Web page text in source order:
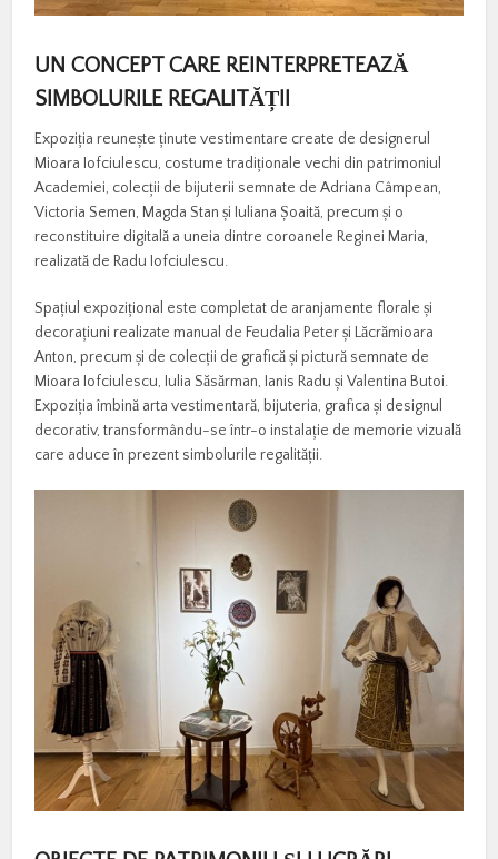
UN CONCEPT CARE REINTERPRETEAZĂ
SIMBOLURILE REGALITĂȚII
Expoziția reunește ținute vestimentare create de designerul
Mioara Iofciulescu, costume tradiționale vechi din patrimoniul
Academiei, colecții de bijuterii semnate de Adriana Câmpean,
Victoria Semen, Magda Stan și Iuliana Șoaită, precum și o
reconstituire digitală a uneia dintre coroanele Reginei Maria,
realizată de Radu Iofciulescu.
Spațiul expozițional este completat de aranjamente florale și
decorațiuni realizate manual de Feudalia Peter și Lăcrămioara
Anton, precum și de colecții de grafică și pictură semnate de
Mioara Iofciulescu, Iulia Săsărman, Ianis Radu și Valentina Butoi.
Expoziția îmbină arta vestimentară, bijuteria, grafica și designul
decorativ, transformându-se într-o instalație de memorie vizuală
care aduce în prezent simbolurile regalității.